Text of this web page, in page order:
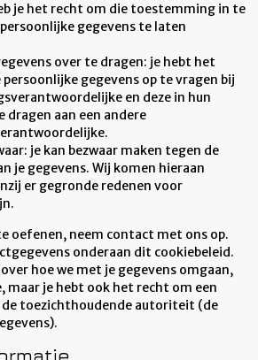
je het recht om die toestemming in te
gegevens te laten
over te dragen: je hebt het
gegevens op te vragen bij
en deze in hun
dragen aan een andere
je kan bezwaar maken tegen de
je gegevens. Wij komen hieraan
er gegronde redenen voor
oefenen, neem contact met ons op.
onderaan dit cookiebeleid.
hoe we met je gegevens omgaan,
maar je hebt ook het recht om een
toezichthoudende autoriteit (de